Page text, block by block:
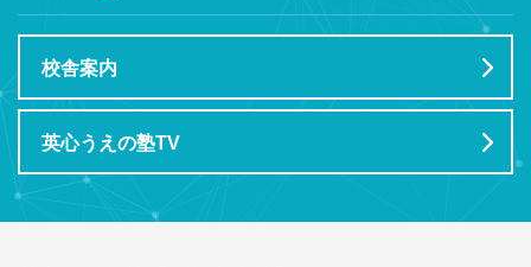
校舎案内
英心うえの塾TV